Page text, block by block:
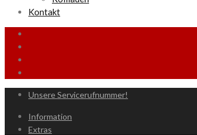
Kontakt
Unsere Servicerufnummer!
Information
Extras